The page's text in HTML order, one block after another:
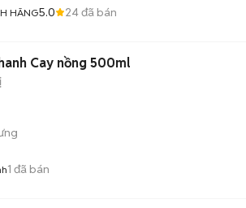
HÃNG5.0 24đã bán
Cay nồng 500ml
1 đã bán